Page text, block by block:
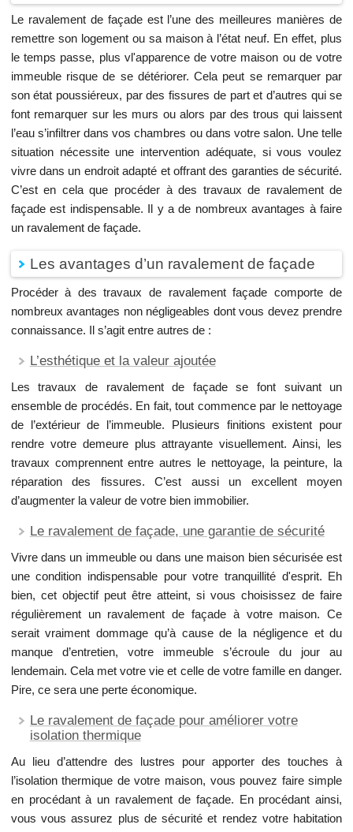
Le ravalement de façade est l’une des meilleures manières de
remettre son logement ou sa maison à l’état neuf. En effet, plus
le temps passe, plus vl'apparence de votre maison ou de votre
immeuble risque de se détériorer. Cela peut se remarquer par
son état poussiéreux, par des fissures de part et d’autres qui se
font remarquer sur les murs ou alors par des trous qui laissent
l’eau s’infiltrer dans vos chambres ou dans votre salon. Une telle
situation nécessite une intervention adéquate, si vous voulez
vivre dans un endroit adapté et offrant des garanties de sécurité.
C’est en cela que procéder à des travaux de ravalement de
façade est indispensable. Il y a de nombreux avantages à faire
un ravalement de façade.
Les avantages d’un ravalement de façade
Procéder à des travaux de ravalement façade comporte de
nombreux avantages non négligeables dont vous devez prendre
connaissance. Il s’agit entre autres de :
L’esthétique et la valeur ajoutée
Les travaux de ravalement de façade se font suivant un
ensemble de procédés. En fait, tout commence par le nettoyage
de l’extérieur de l’immeuble. Plusieurs finitions existent pour
rendre votre demeure plus attrayante visuellement. Ainsi, les
travaux comprennent entre autres le nettoyage, la peinture, la
réparation des fissures. C’est aussi un excellent moyen
d’augmenter la valeur de votre bien immobilier.
Le ravalement de façade, une garantie de sécurité
Vivre dans un immeuble ou dans une maison bien sécurisée est
une condition indispensable pour votre tranquillité d'esprit. Eh
bien, cet objectif peut être atteint, si vous choisissez de faire
régulièrement un ravalement de façade à votre maison. Ce
serait vraiment dommage qu’à cause de la négligence et du
manque d’entretien, votre immeuble s’écroule du jour au
lendemain. Cela met votre vie et celle de votre famille en danger.
Pire, ce sera une perte économique.
Le ravalement de façade pour améliorer votre
isolation thermique
Au lieu d’attendre des lustres pour apporter des touches à
l’isolation thermique de votre maison, vous pouvez faire simple
en procédant à un ravalement de façade. En procédant ainsi,
vous vous assurez plus de sécurité et rendez votre habitation